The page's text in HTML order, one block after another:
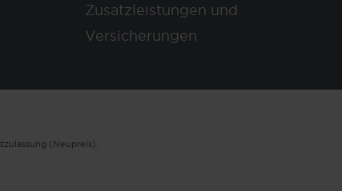
Zusatzleistungen und
Versicherungen
(Neupreis).